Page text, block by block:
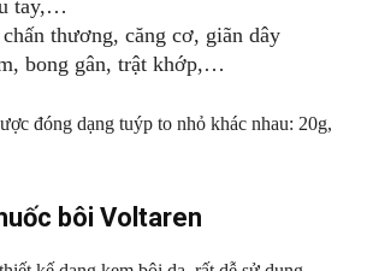
tay,…
thương, căng cơ, giãn dây
bong gân, trật khớp,…
đóng dạng tuýp to nhỏ khác nhau: 20g,
bôi Voltaren